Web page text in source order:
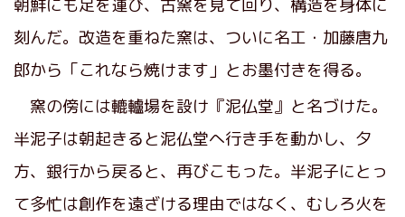
朝鮮にも足を運び、古窯を見て回り、構造を身体に
刻んだ。改造を重ねた窯は、ついに名工・加藤唐九
郎から「これなら焼けます」とお墨付きを得る。
窯の傍には轆轤場を設け『泥仏堂』と名づけた。
半泥子は朝起きると泥仏堂へ行き手を動かし、夕
方、銀行から戻ると、再びこもった。半泥子にとっ
て多忙は創作を遠ざける理由ではなく、むしろ火を